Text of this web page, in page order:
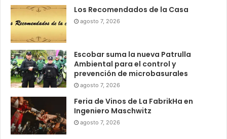
Los Recomendados de la Casa
agosto 7, 2026
Escobar suma la nueva Patrulla
Ambiental para el control y
prevención de microbasurales
agosto 7, 2026
Feria de Vinos de La FabrikHa en
Ingeniero Maschwitz
agosto 7, 2026